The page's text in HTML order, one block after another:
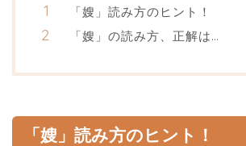
「嫂」読み方のヒント！
「嫂」の読み方、正解は…
「嫂」読み方のヒント！